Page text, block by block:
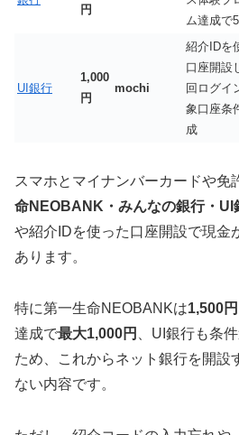
円
ム達成で
UI銀行
1,000
円
mochi
紹介IDを
口座開設
回ログイ
象口座条
成
スマホとマイナンバーカードや免
命NEOBANK・みんなの銀行・UI
や紹介IDを使った口座開設で現金
あります。
特に第一生命NEOBANKは1,500円
達成で最大1,000円 、UI銀行も条
ため、これからネット銀行を開設
ない内容です。